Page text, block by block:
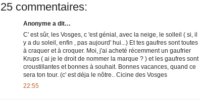
25 commentaires:
Anonyme a dit…
C' est sûr, les Vosges, c 'est génial, avec la neige, le solleil ( si, il
y a du soleil, enfin , pas aujourd' hui...) Et tes gaufres sont toutes
à craquer et à croquer. Moi, j'ai acheté récemment un gaufrier
Krups ( ai je le droit de nommer la marque ? ) et les gaufres sont
croustillantes et bonnes à souhait. Bonnes vacances, quand ce
sera ton tour. (c' est déja le nôtre.. Cicine des Vosges
22:55